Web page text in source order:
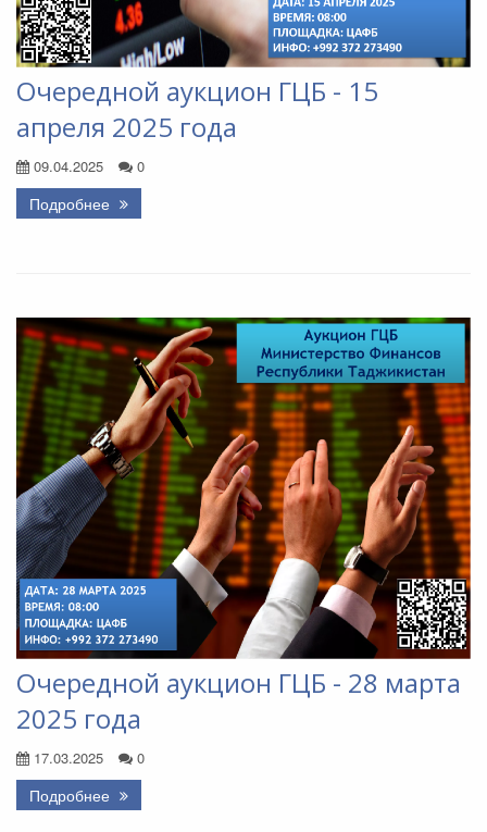
Очередной аукцион ГЦБ - 15
апреля 2025 года
09.04.2025 0
Подробнее
Очередной аукцион ГЦБ - 28 марта
2025 года
17.03.2025 0
Подробнее